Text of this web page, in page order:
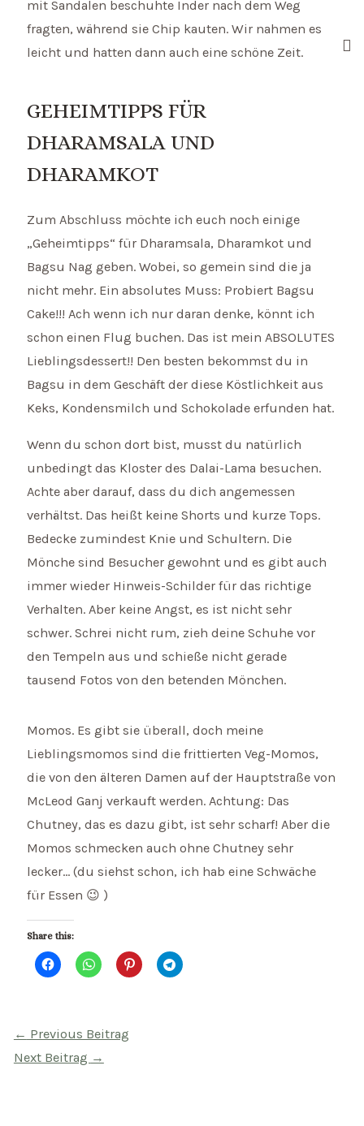
mit Sandalen beschuhte Inder nach dem Weg
fragten, während sie Chip kauten. Wir nahmen es
leicht und hatten dann auch eine schöne Zeit.
GEHEIMTIPPS FÜR
DHARAMSALA UND
DHARAMKOT
Zum Abschluss möchte ich euch noch einige
„Geheimtipps“ für Dharamsala, Dharamkot und
Bagsu Nag geben. Wobei, so gemein sind die ja
nicht mehr. Ein absolutes Muss: Probiert Bagsu
Cake!!! Ach wenn ich nur daran denke, könnt ich
schon einen Flug buchen. Das ist mein ABSOLUTES
Lieblingsdessert!! Den besten bekommst du in
Bagsu in dem Geschäft der diese Köstlichkeit aus
Keks, Kondensmilch und Schokolade erfunden hat.
Wenn du schon dort bist, musst du natürlich
unbedingt das Kloster des Dalai-Lama besuchen.
Achte aber darauf, dass du dich angemessen
verhältst. Das heißt keine Shorts und kurze Tops.
Bedecke zumindest Knie und Schultern. Die
Mönche sind Besucher gewohnt und es gibt auch
immer wieder Hinweis-Schilder für das richtige
Verhalten. Aber keine Angst, es ist nicht sehr
schwer. Schrei nicht rum, zieh deine Schuhe vor
den Tempeln aus und schieße nicht gerade
tausend Fotos von den betenden Mönchen.
Momos. Es gibt sie überall, doch meine
Lieblingsmomos sind die frittierten Veg-Momos,
die von den älteren Damen auf der Hauptstraße von
McLeod Ganj verkauft werden. Achtung: Das
Chutney, das es dazu gibt, ist sehr scharf! Aber die
Momos schmecken auch ohne Chutney sehr
lecker… (du siehst schon, ich hab eine Schwäche
für Essen 😉 )
Share this:
Beitragsnavigation
← Previous Beitrag
Next Beitrag →